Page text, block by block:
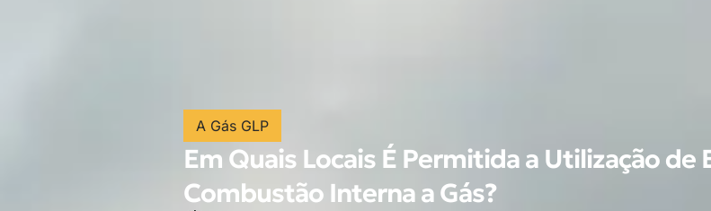
A Gás GLP
Em Quais Locais É Permitida a Utilização de
Combustão Interna a Gás?